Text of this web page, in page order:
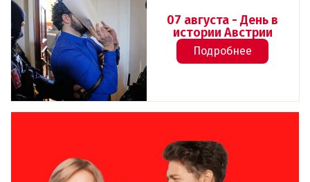
07 августа - День в
истории Австрии
Подробнее